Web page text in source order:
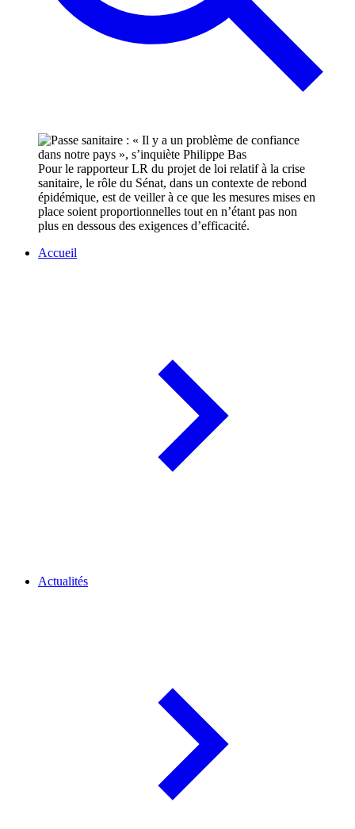
Pour le rapporteur LR du projet de loi relatif à la crise
sanitaire, le rôle du Sénat, dans un contexte de rebond
épidémique, est de veiller à ce que les mesures mises en
place soient proportionnelles tout en n’étant pas non
plus en dessous des exigences d’efficacité.
Accueil
Actualités